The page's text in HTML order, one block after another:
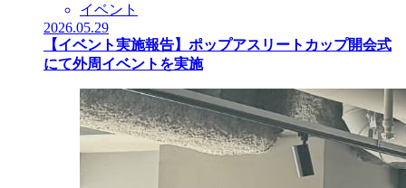
イベント
2026.05.29
【イベント実施報告】ポップアスリートカップ開会式
にて外周イベントを実施